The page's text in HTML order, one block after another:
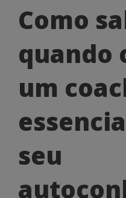
Como
saber
quando
contratar
um
coaching
é
essencial
Como
quando
um
seu